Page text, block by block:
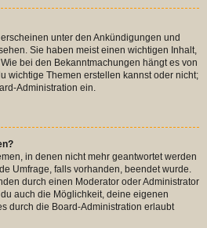
unter den Ankündigungen und
Sie haben meist einen wichtigen Inhalt,
bei den Bekanntmachungen hängt es von
wichtige Themen erstellen kannst oder nicht;
Administration ein.
in denen nicht mehr geantwortet werden
Umfrage, falls vorhanden, beendet wurde.
durch einen Moderator oder Administrator
auch die Möglichkeit, deine eigenen
durch die Board-Administration erlaubt